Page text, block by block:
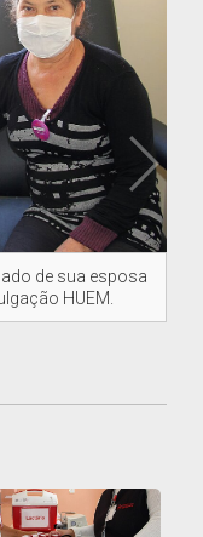
de sua esposa
HUEM.